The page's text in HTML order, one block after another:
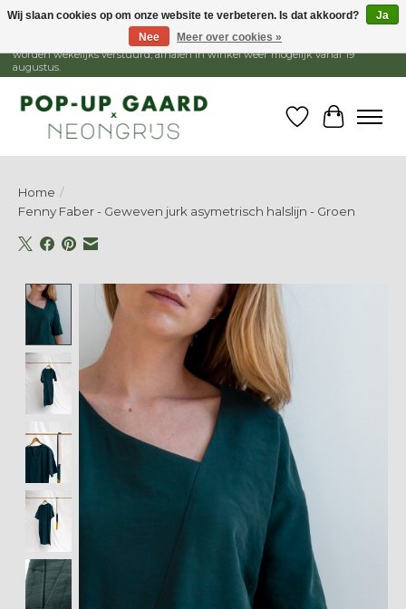
1 - 15 augustus is de winkel gesloten, webshop blijft open. Bestellingen
worden wekelijks verstuurd, afhalen in winkel weer mogelijk vanaf 19
augustus.
Verlanglijst
Home /
Fenny Faber - Geweven jurk asymetrisch halslijn - Groen
Product image slideshow Items
Wij slaan cookies op om onze website te verbeteren. Is dat akkoord?
Ja
Nee
Meer over cookies »